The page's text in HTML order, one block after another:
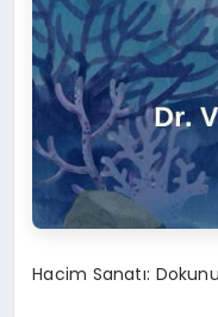
Hacim Sanatı: